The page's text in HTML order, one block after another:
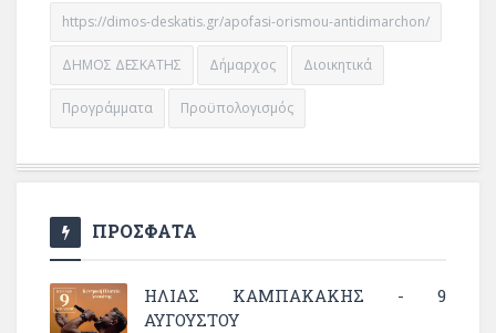
https://dimos-deskatis.gr/apofasi-orismou-antidimarchon/
ΔΗΜΟΣ ΔΕΣΚΑΤΗΣ Δήμαρχος Διοικητικά
Προγράμματα Προϋπολογισμός
ΠΡΟΣΦΑΤΑ
ΗΛΙΑΣ ΚΑΜΠΑΚΑΚΗΣ - 9
ΑΥΓΟΥΣΤΟΥ